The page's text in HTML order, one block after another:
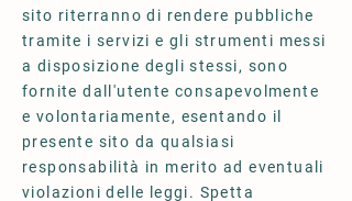
sito riterranno di rendere pubbliche
tramite i servizi e gli strumenti messi
a disposizione degli stessi, sono
fornite dall'utente consapevolmente
e volontariamente, esentando il
presente sito da qualsiasi
responsabilità in merito ad eventuali
violazioni delle leggi. Spetta